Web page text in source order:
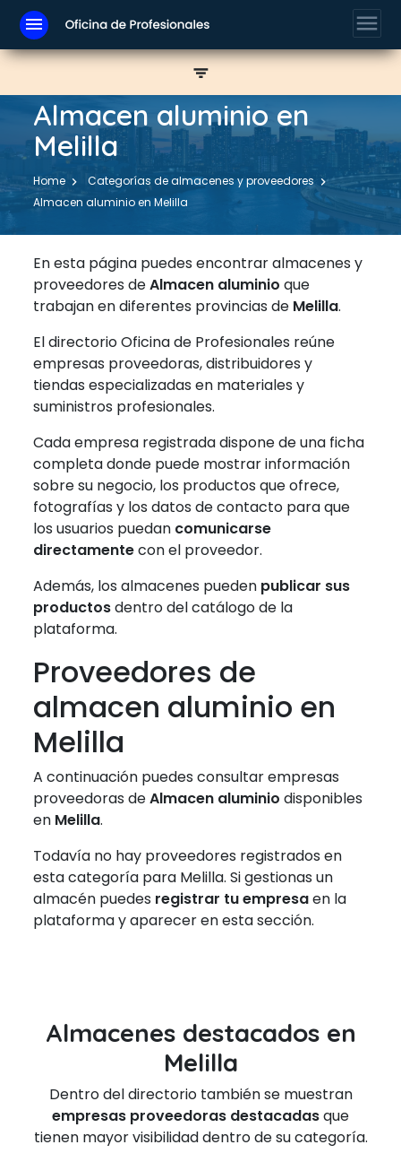
menu menu
Almacen aluminio en
Melilla
Home
Categorías de almacenes y proveedores
Almacen aluminio en Melilla
En esta página puedes encontrar almacenes y
proveedores deAlmacen aluminio que
trabajan en diferentes provincias de Melilla.
El directorio Oficina de Profesionales reúne
empresas proveedoras, distribuidores y
tiendas especializadas en materiales y
suministros profesionales.
Cada empresa registrada dispone de una ficha
completa donde puede mostrar información
sobre su negocio, los productos que ofrece,
fotografías y los datos de contacto para que
los usuarios puedan comunicarse
directamentecon el proveedor.
Además, los almacenes pueden publicar sus
productosdentro del catálogo de la
plataforma.
Proveedores de
almacen aluminio en
Melilla
A continuación puedes consultar empresas
proveedoras deAlmacen aluminio disponibles
en Melilla.
Todavía no hay proveedores registrados en
esta categoría para Melilla. Si gestionas un
almacén puedes registrar tu empresaen la
plataforma y aparecer en esta sección.
Almacenes destacados en
Melilla
Dentro del directorio también se muestran
empresas proveedoras destacadasque
tienen mayor visibilidad dentro de su categoría.
filter_list